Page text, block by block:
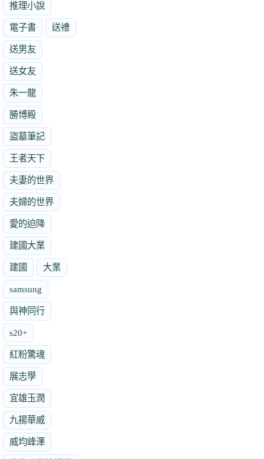
推理小說
電子書 送禮
送男友
送女友
朱一龍
勝博殿
盜墓筆記
王者天下
夫妻的世界
夫婦的世界
愛的迫降
建國大業
建國 大業
samsung
與神同行
s20+
紅粉驚魂
展志學
宜雄玉潤
九揚華威
威均峰澤